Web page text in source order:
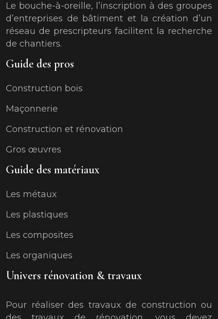
Le bouche-à-oreille, l’inscription à des groupes
d’entreprises de bâtiment et la création d’un
réseau de prescripteurs facilitent la recherche
de chantiers.
Guide des pros
Construction bois
Maçonnerie
Construction et rénovation
Gros œuvres
Guide des matériaux
Les métaux
Les plastiques
Les composites
Les organiques
Univers rénovation & travaux
Pour réaliser des travaux de construction ou